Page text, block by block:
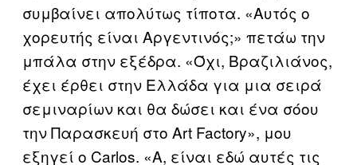
συμβαίνει απολύτως τίποτα. «Aυτός ο
χορευτής είναι Αργεντινός;» πετάω την
μπάλα στην εξέδρα. «Όχι, Βραζιλιάνος,
έχει έρθει στην Ελλάδα για μια σειρά
σεμιναρίων και θα δώσει και ένα σόου
την Παρασκευή στο Art Factory», μου
εξηγεί ο Carlos. «Α, είναι εδώ αυτές τις